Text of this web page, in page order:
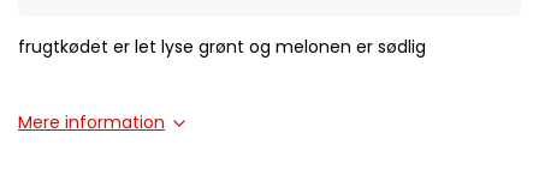
frugtkødet er let lyse grønt og melonen er sødlig
Mere information